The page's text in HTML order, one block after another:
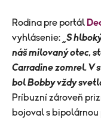
Rodina pre portál
vyhlásenie:
„S
náš milovaný otec,
Carradine zomrel. V
bol Bobby vždy
Príbuzní zároveň
bojoval s bipolárnou